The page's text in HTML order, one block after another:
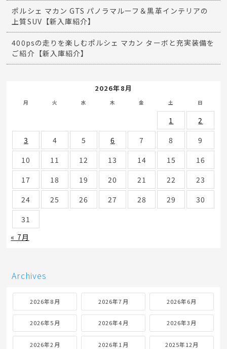
ポルシェ マカン GTS パノラマルーフ＆黒革インテリアの
上質SUV【新入庫紹介】
400psの走りを楽しむポルシェ マカン ターボと充実装備を
ご紹介【新入庫紹介】
2026年8月
月 火 水 木 金 土 日
1
2
3
4 5 6 7 8
9
10
11 12 13 14 15
16
17
18 19 20 21 22
23
24
25 26 27 28 29
30
31
« 7月
Archives
2026年8月 2026年7月 2026年6月
2026年5月 2026年4月 2026年3月
2026年2月 2026年1月 2025年12月